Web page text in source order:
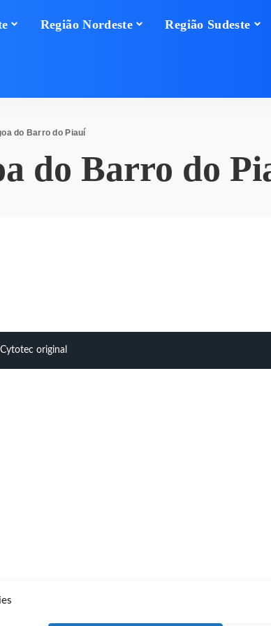
Região Nordeste Região Sudeste
do Barro do Piauí
do Barro do
original